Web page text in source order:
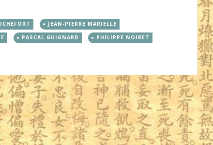
JEAN-PIERRE MARIELLE
PASCAL GUIGNARD
PHILIPPE NOIRET